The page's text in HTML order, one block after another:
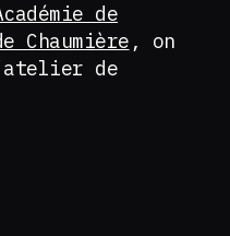
de
Chaumière , on
de